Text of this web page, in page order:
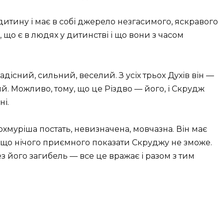
і має в собі джерело незгасимого, яскравого
є в людях у дитинстві і що вони з часом
сильний, веселий. З усіх трьох Духів він —
Можливо, тому, що це Різдво — його, і Скрудж
постать, невизначена, мовчазна. Він має
нічого приємного показати Скруджу не зможе.
його загибель — все це вражає і разом з тим